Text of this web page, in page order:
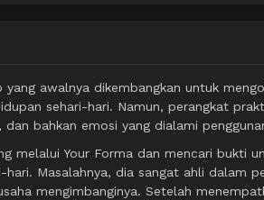
awalnya dikembangkan untuk
sehari-hari. Namun, perangkat
bahkan emosi yang dialami
melalui Your Forma dan mencari bukti
Masalahnya, dia sangat ahli dalam
mengimbanginya. Setelah